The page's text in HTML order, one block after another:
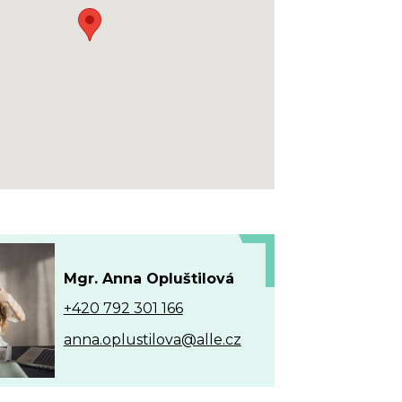
Mgr. Anna Opluštilová
+420 792 301 166
anna.oplustilova@alle.cz